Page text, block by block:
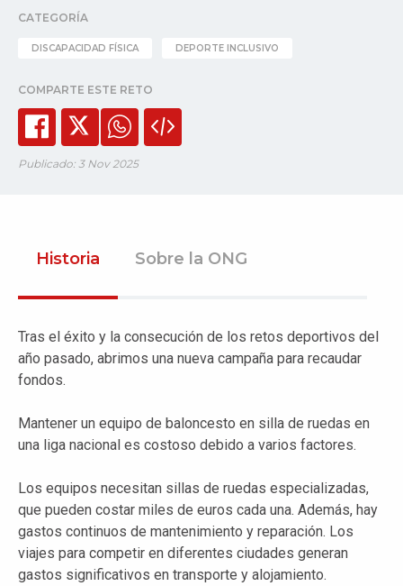
CATEGORÍA
DISCAPACIDAD FÍSICA DEPORTE INCLUSIVO
COMPARTE ESTE RETO
Publicado: 3 Nov 2025
Historia Sobre la ONG
Tras el éxito y la consecución de los retos deportivos del
año pasado, abrimos una nueva campaña para recaudar
fondos.
Mantener un equipo de baloncesto en silla de ruedas en
una liga nacional es costoso debido a varios factores.
Los equipos necesitan sillas de ruedas especializadas,
que pueden costar miles de euros cada una. Además, hay
gastos continuos de mantenimiento y reparación. Los
viajes para competir en diferentes ciudades generan
gastos significativos en transporte y alojamiento.